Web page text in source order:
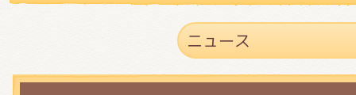
スタッフブログ